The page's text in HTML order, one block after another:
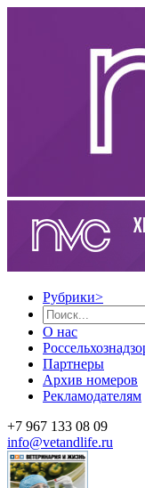
Рубрики>
О нас
Партнеры
Архив номеров
Рекламодателям
+7 967 133 08 09
info@vetandlife.ru